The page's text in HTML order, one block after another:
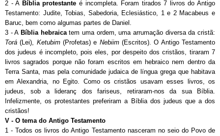
2 - A Bíblia protestante é incompleta. Foram tirados 7 livros do Antigo
Testamento: Judite, Tobias, Sabedoria, Eclesiástico, 1 e 2 Macabeus e
Baruc, bem como algumas partes de Daniel.
3 - A Bíblia hebraicatem uma ordem, uma arrumação diversa da cristã:
Torá (Lei), Ketubim(Profetas) e Nebiim(Escritos). O Antigo Testamento
dos judeus é incompleto, pois eles, por despeito dos cristãos, tiraram 7
livros sagrados porque não foram escritos em hebraico nem dentro da
Terra Santa, mas pela comunidade judaica de língua grega que habitava
em Alexandria, no Egito. Como os cristãos usavam esses livros, os
judeus, sob a lideranç dos fariseus, retiraram-nos da sua Bíblia.
Infelizmente, os protestantes preferiram a Bíblia dos judeus que a dos
cristãos!
V - O tema do Antigo Testamento
1 - Todos os livros do Antigo Testamento nasceram no seio do Povo de